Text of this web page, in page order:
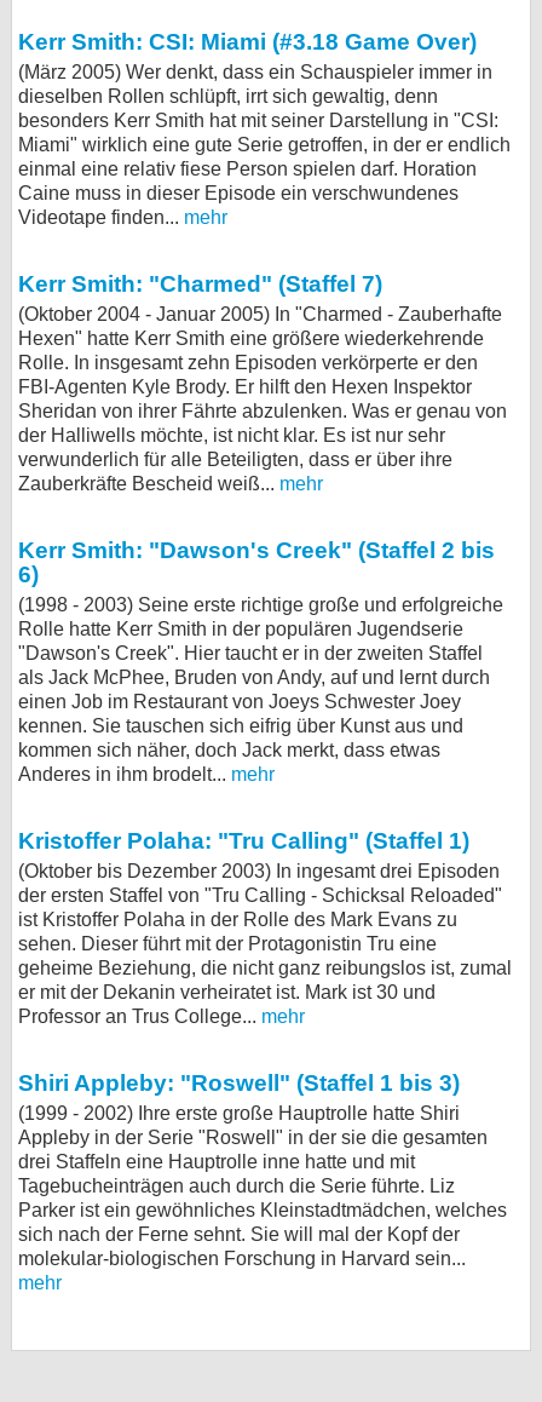
Kerr Smith: CSI: Miami (#3.18 Game Over)
(März 2005) Wer denkt, dass ein Schauspieler immer in
dieselben Rollen schlüpft, irrt sich gewaltig, denn
besonders Kerr Smith hat mit seiner Darstellung in "CSI:
Miami" wirklich eine gute Serie getroffen, in der er endlich
einmal eine relativ fiese Person spielen darf. Horation
Caine muss in dieser Episode ein verschwundenes
Videotape finden... mehr
Kerr Smith: "Charmed" (Staffel 7)
(Oktober 2004 - Januar 2005) In "Charmed - Zauberhafte
Hexen" hatte Kerr Smith eine größere wiederkehrende
Rolle. In insgesamt zehn Episoden verkörperte er den
FBI-Agenten Kyle Brody. Er hilft den Hexen Inspektor
Sheridan von ihrer Fährte abzulenken. Was er genau von
der Halliwells möchte, ist nicht klar. Es ist nur sehr
verwunderlich für alle Beteiligten, dass er über ihre
Zauberkräfte Bescheid weiß... mehr
Kerr Smith: "Dawson's Creek" (Staffel 2 bis
6)
(1998 - 2003) Seine erste richtige große und erfolgreiche
Rolle hatte Kerr Smith in der populären Jugendserie
"Dawson's Creek". Hier taucht er in der zweiten Staffel
als Jack McPhee, Bruden von Andy, auf und lernt durch
einen Job im Restaurant von Joeys Schwester Joey
kennen. Sie tauschen sich eifrig über Kunst aus und
kommen sich näher, doch Jack merkt, dass etwas
Anderes in ihm brodelt... mehr
Kristoffer Polaha: "Tru Calling" (Staffel 1)
(Oktober bis Dezember 2003) In ingesamt drei Episoden
der ersten Staffel von "Tru Calling - Schicksal Reloaded"
ist Kristoffer Polaha in der Rolle des Mark Evans zu
sehen. Dieser führt mit der Protagonistin Tru eine
geheime Beziehung, die nicht ganz reibungslos ist, zumal
er mit der Dekanin verheiratet ist. Mark ist 30 und
Professor an Trus College... mehr
Shiri Appleby: "Roswell" (Staffel 1 bis 3)
(1999 - 2002) Ihre erste große Hauptrolle hatte Shiri
Appleby in der Serie "Roswell" in der sie die gesamten
drei Staffeln eine Hauptrolle inne hatte und mit
Tagebucheinträgen auch durch die Serie führte. Liz
Parker ist ein gewöhnliches Kleinstadtmädchen, welches
sich nach der Ferne sehnt. Sie will mal der Kopf der
molekular-biologischen Forschung in Harvard sein...
mehr